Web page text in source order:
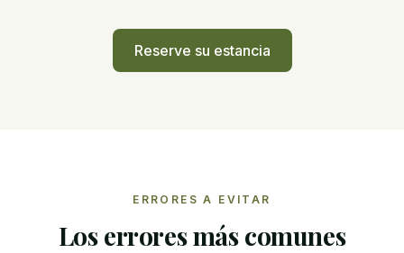
Reserve su estancia
ERRORES A EVITAR
Los errores más comunes